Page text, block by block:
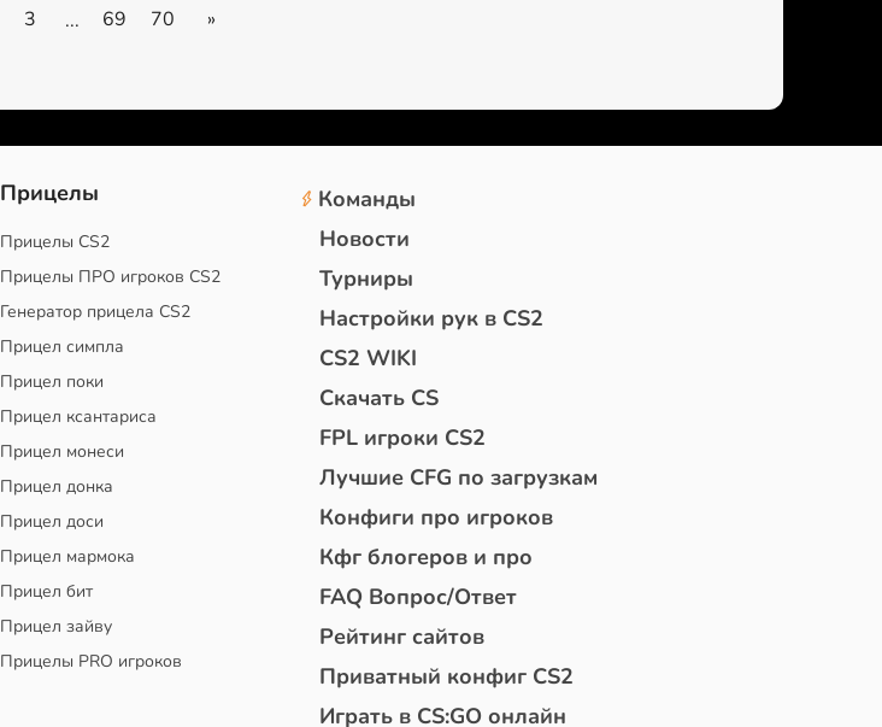
3 ... 69 70 »
Прицелы
Прицелы CS2
Прицелы ПРО игроков CS2
Генератор прицела CS2
Прицел симпла
Прицел поки
Прицел ксантариса
Прицел монеси
Прицел донка
Прицел доси
Прицел мармока
Прицел бит
Прицел зайву
Прицелы PRO игроков
Команды
Новости
Турниры
Настройки рук в CS2
CS2 WIKI
Скачать CS
FPL игроки CS2
Лучшие CFG по загрузкам
Конфиги про игроков
Кфг блогеров и про
FAQ Вопрос/Ответ
Рейтинг сайтов
Приватный конфиг CS2
Играть в CS:GO онлайн